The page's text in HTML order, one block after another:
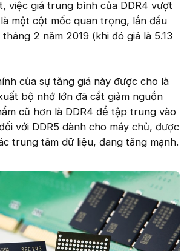
việc giá trung bình của DDR4 vượt
một cột mốc quan trọng, lần đầu
2 năm 2019 (khi đó giá là 5.13
của sự tăng giá này được cho là
bộ nhớ lớn đã cắt giảm nguồn
cũ hơn là DDR4 để tập trung vào
với DDR5 dành cho máy chủ, được
trung tâm dữ liệu, đang tăng mạnh.